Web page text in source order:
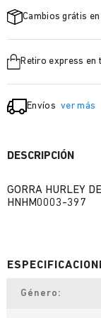
Cambios grátis
Retiro express en
Envíos ver más
DESCRIPCIÓN
GORRA HURLEY
HNHM0003-397
Género